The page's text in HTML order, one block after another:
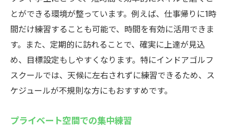
とができる環境が整っています。例えば、仕事帰りに1時
間だけ練習することも可能で、時間を有効に活用できま
す。また、定期的に訪れることで、確実に上達が見込
め、目標設定もしやすくなります。特にインドアゴルフ
スクールでは、天候に左右されずに練習できるため、ス
ケジュールが不規則な方にもおすすめです。
プライベート空間での集中練習